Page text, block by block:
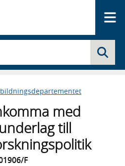
med
till
F